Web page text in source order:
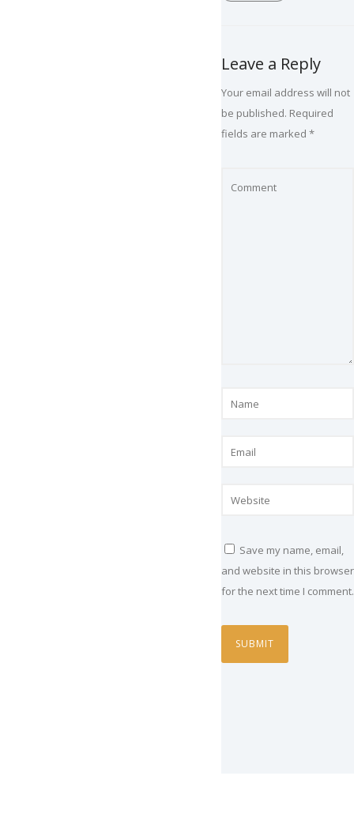
Leave a Reply
Your email address will not
be published. Required
fields are marked *
Save my name, email,
and website in this browser
for the next time I comment.